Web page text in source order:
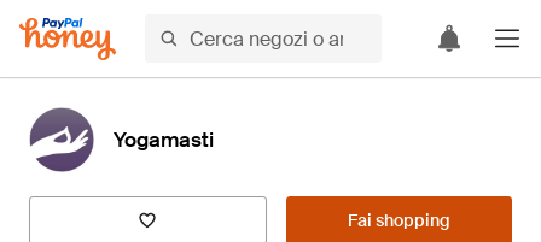
Yogamasti
Fai shopping